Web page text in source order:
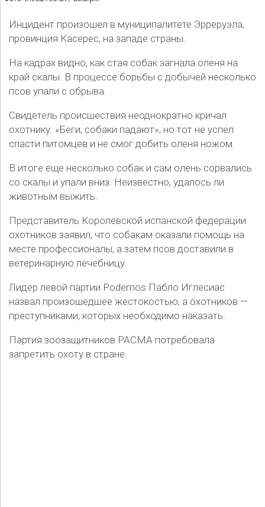
Инцидент произошел в муниципалитете Эрреруэла,
провинция Касерес, на западе страны.
На кадрах видно, как стая собак загнала оленя на
край скалы. В процессе борьбы с добычей несколько
псов упали с обрыва.
Свидетель происшествия неоднократно кричал
охотнику: «Беги, собаки падают», но тот не успел
спасти питомцев и не смог добить оленя ножом.
В итоге еще несколько собак и сам олень сорвались
со скалы и упали вниз. Неизвестно, удалось ли
животным выжить.
Представитель Королевской испанской федерации
охотников заявил, что собакам оказали помощь на
месте профессионалы, а затем псов доставили в
ветеринарную лечебницу.
Лидер левой партии Podemos Пабло Иглесиас
назвал произошедшее жестокостью, а охотников —
преступниками, которых необходимо наказать.
Партия зоозащитников PACMA потребовала
запретить охоту в стране.